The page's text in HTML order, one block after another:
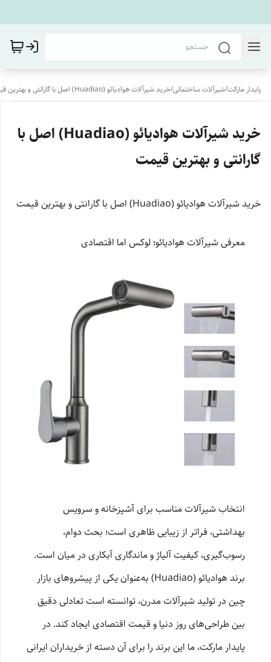
پایدار مارکت/شیرآلات ساختمانی/خرید شیرآلات هوادیائو (Huadiao) اصل با گارانتی و بهترین قیمت
خرید شیرآلات هوادیائو (Huadiao) اصل با
گارانتی و بهترین قیمت
خرید شیرآلات هوادیائو (Huadiao) اصل با گارانتی و بهترین قیمت
معرفی شیرآلات هوادیائو؛ لوکس اما اقتصادی
انتخاب شیرآلات مناسب برای آشپزخانه و سرویس
بهداشتی، فراتر از زیبایی ظاهری است؛ بحث دوام،
رسوب‌گیری، کیفیت آلیاژ و ماندگاری آبکاری در میان است.
برند هوادیائو (Huadiao) به‌عنوان یکی از پیشروهای بازار
چین در تولید شیرآلات مدرن، توانسته است تعادلی دقیق
بین طراحی‌های روز دنیا و قیمت اقتصادی ایجاد کند. در
پایدار مارکت، ما این برند را برای آن دسته از خریداران ایرانی